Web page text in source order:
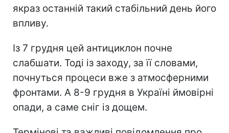
якраз останній такий стабільний день його
впливу.
Із 7 грудня цей антициклон почне
слабшати. Тоді із заходу, за її словами,
почнуться процеси вже з атмосферними
фронтами. А 8-9 грудня в Україні ймовірні
опади, а саме сніг із дощем.